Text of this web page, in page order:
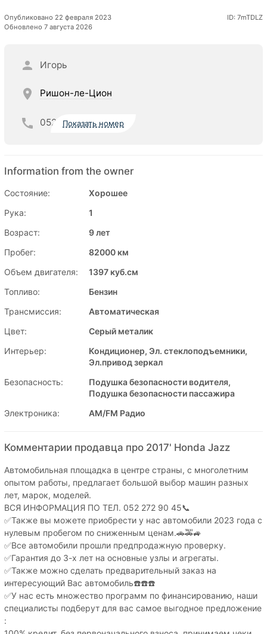
Опубликовано 22 февраля 2023
Обновлено 7 августа 2026
ID: 7mTDLZ
Игорь
Ришон-ле-Цион
052 Показать номер
Information from the owner
Состояние:
Хорошее
Рука:
1
Возраст:
9 лет
Пробег:
82000 км
Объем двигателя:
1397 куб.см
Топливо:
Бензин
Трансмиссия:
Автоматическая
Цвет:
Серый металик
Интерьер:
Кондиционер, Эл. стеклоподъемники,
Эл.привод зеркал
Безопасность:
Подушка безопасности водителя,
Подушка безопасности пассажира
Электроника:
AM/FM Радио
Комментарии продавца про 2017' Honda Jazz
Автомобильная площадка в центре страны, с многолетним
опытом работы, предлагает большой выбор машин разных
лет, марок, моделей.
ВСЯ ИНФОРМАЦИЯ ПО ТЕЛ. 052 272 90 45📞
✅Также вы можете приобрести у нас автомобили 2023 года с
нулевым пробегом по сниженным ценам.🚗🚕🚙
✅Все автомобили прошли предпродажную проверку.
✅Гарантия до 3-х лет на основные узлы и агрегаты.
✅Также можно сделать предварительный заказ на
интересующий Вас автомобиль☎️☎️☎️
✅У нас есть множество программ по финансированию, наши
специалисты подберут для вас самое выгодное предложение
: